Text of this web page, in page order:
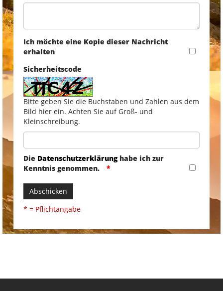
Ich möchte eine Kopie dieser Nachricht
erhalten
Sicherheitscode
Bitte geben Sie die Buchstaben und Zahlen aus dem
Bild hier ein. Achten Sie auf Groß- und
Kleinschreibung.
Die Datenschutzerklärunghabe ich zur
Kenntnis genommen.
Abschicken
* = Pflichtangabe